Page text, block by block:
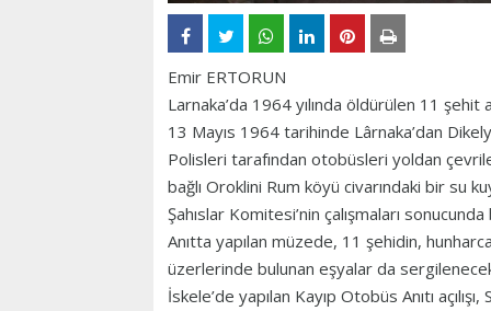
Emir ERTORUN
Larnaka’da 1964 yılında öldürülen 11 şehit
13 Mayıs 1964 tarihinde Lârnaka’dan
Polisleri tarafından otobüsleri yoldan
bağlı Oroklini Rum köyü civarındaki bir su
Şahıslar Komitesi’nin çalışmaları
Anıtta yapılan müzede, 11 şehidin,
üzerlerinde bulunan eşyalar da
İskele’de yapılan Kayıp Otobüs Anıtı